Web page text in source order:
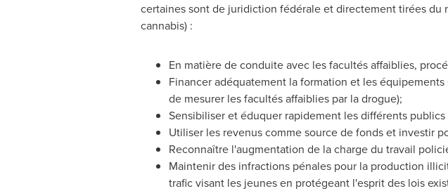
certaines sont de juridiction fédérale et directement tirées
cannabis) :
En matière de conduite avec les facultés affaiblies,
Financer adéquatement la formation et les
de mesurer les facultés affaiblies par la drogue);
Sensibiliser et éduquer rapidement les différents
Utiliser les revenus comme source de fonds et investir
Reconnaître l'augmentation de la charge du travail
Maintenir des infractions pénales pour la production
trafic visant les jeunes en protégeant l'esprit des lois